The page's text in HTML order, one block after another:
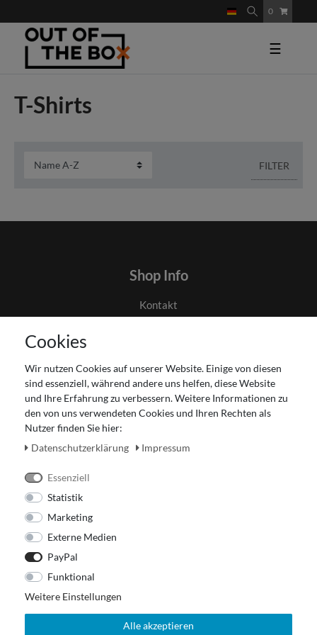
0
☰
T-Shirts
FILTER
Shop Info
Kontakt
Impressum
Widerrufsrecht
Zahlung und Versand
Unser Ladengeschäft
Cookies
Wir nutzen Cookies auf unserer Website. Einige von diesen
sind essenziell, während andere uns helfen, diese Website
und Ihre Erfahrung zu verbessern. Weitere Informationen zu
den von uns verwendeten Cookies und Ihren Rechten als
Nutzer finden Sie hier:
Daten­schutz­erklärung
Impressum
Essenziell
Statistik
Marketing
Externe Medien
PayPal
Funktional
Weitere Einstellungen
Alle akzeptieren